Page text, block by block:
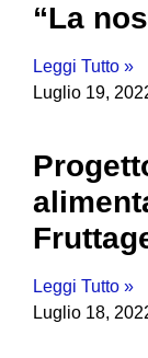
“La
Leggi Tutto »
Luglio 19,
Leggi Tutto »
Luglio 18,